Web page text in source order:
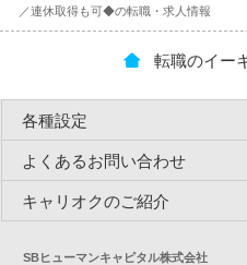
／連休取得も可◆の転職・求人情報
転職のイー
各種設定
よくあるお問い合わせ
キャリオクのご紹介
SBヒューマンキャピタル株式会社